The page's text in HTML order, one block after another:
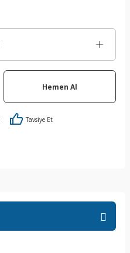
Hemen Al
Tavsiye Et